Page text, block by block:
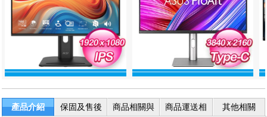
產品介紹
保固及售後
商品相關與
商品運送相
其他相關